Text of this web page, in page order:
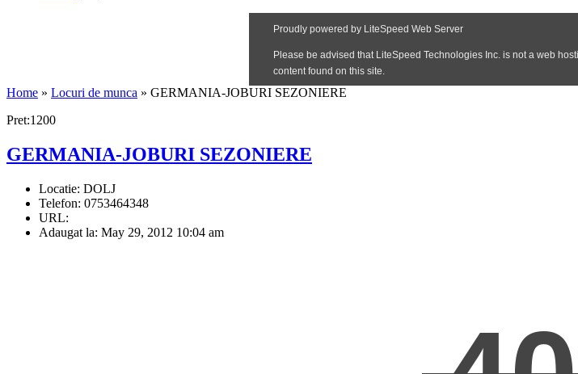
Home » Locuri de munca » GERMANIA-JOBURI SEZONIERE
Pret:1200
GERMANIA-JOBURI SEZONIERE
Locatie: DOLJ
Telefon: 0753464348
URL:
Adaugat la: May 29, 2012 10:04 am